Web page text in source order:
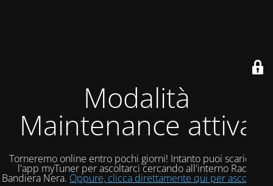
Modalità
Maintenance attiva
Torneremo online entro pochi giorni! Intanto puoi scaricare
l'app myTuner per ascoltarci cercando all'interno Radio
Bandiera Nera. Oppure, clicca direttamente qui per ascoltarci!